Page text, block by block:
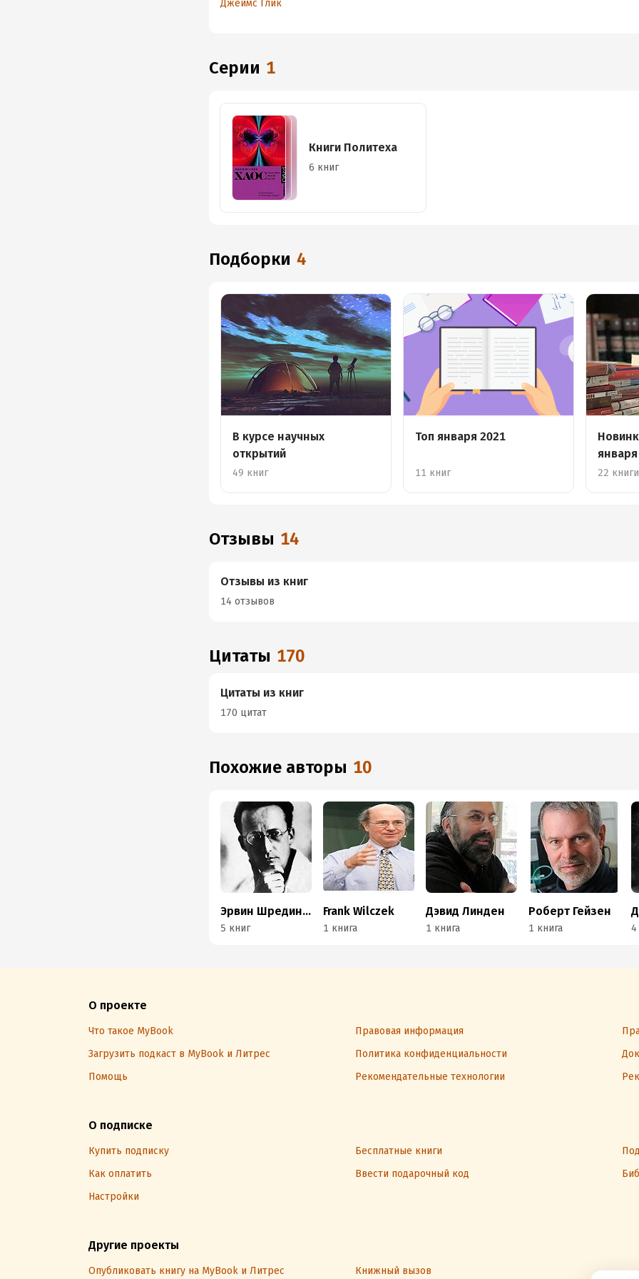
Джеймс Глик
Серии 1
Книги Политеха
6 книг
Подборки 4
В курсе научных
открытий
49 книг
Топ января 2021
11 книг
января
22 книги
Отзывы 14
Отзывы из книг
14 отзывов
Цитаты 170
Цитаты из книг
170 цитат
Похожие авторы 10
Эрвин Шредингер
5 книг
Frank Wilczek
1 книга
Дэвид Линден
1 книга
Роберт Гейзен
1 книга 4
О проекте
Что такое MyBook Правовая информация
Загрузить подкаст в MyBook и Литрес
Политика конфиденциальности
Помощь
Рекомендательные технологии
О подписке
Купить подписку Бесплатные книги
Как оплатить
Ввести подарочный код
Настройки
Другие проекты
Опубликовать книгу на MyBook и Литрес Книжный вызов